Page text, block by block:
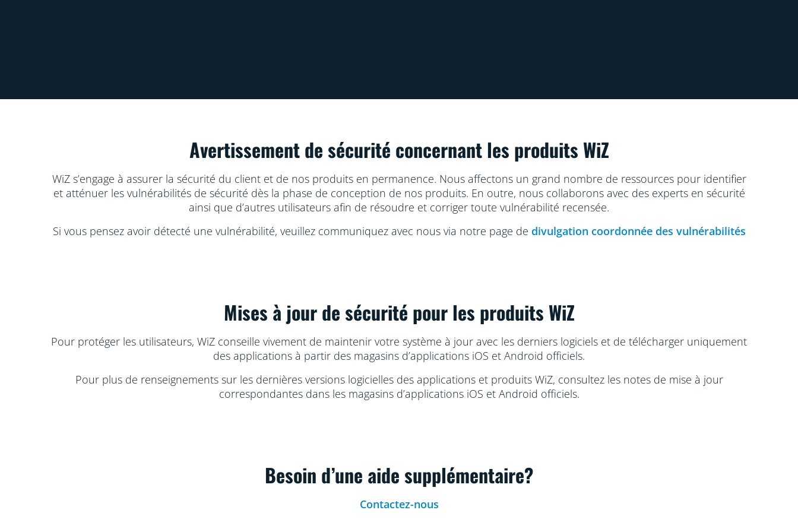
Avertissement de sécurité concernant les produits WiZ
WiZ s’engage à assurer la sécurité du client et de nos produits en permanence. Nous affectons un grand nombre de ressources pour identifier
et atténuer les vulnérabilités de sécurité dès la phase de conception de nos produits. En outre, nous collaborons avec des experts en sécurité
ainsi que d’autres utilisateurs afin de résoudre et corriger toute vulnérabilité recensée.
Si vous pensez avoir détecté une vulnérabilité, veuillez communiquez avec nous via notre page de divulgation coordonnée des vulnérabilités
Mises à jour de sécurité pour les produits WiZ
Pour protéger les utilisateurs, WiZ conseille vivement de maintenir votre système à jour avec les derniers logiciels et de télécharger uniquement
des applications à partir des magasins d’applications iOS et Android officiels.
Pour plus de renseignements sur les dernières versions logicielles des applications et produits WiZ, consultez les notes de mise à jour
correspondantes dans les magasins d’applications iOS et Android officiels.
Besoin d’une aide supplémentaire?
Contactez-nous